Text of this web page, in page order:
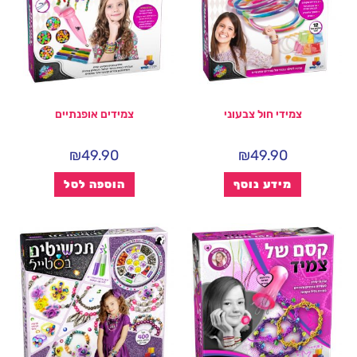
צמידי חול צבעוני
₪49.90
מידע נוסף
צמידים אופנתיים
₪49.90
הוספה לסל